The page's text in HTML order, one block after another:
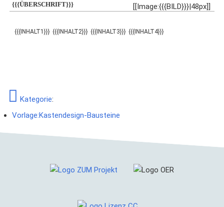
[[Image:{{{BILD}}}|48px]]
{{{ÜBERSCHRIFT}}}
{{{INHALT1}}} {{{INHALT2}}} {{{INHALT3}}} {{{INHALT4}}}
Kategorie:
Vorlage:Kastendesign-Bausteine